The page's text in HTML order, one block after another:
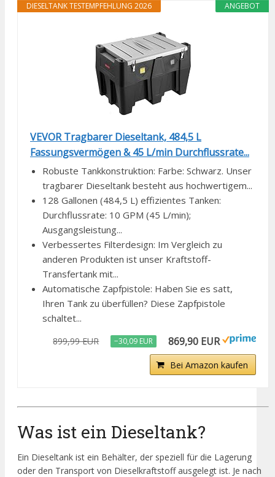
ANGEBOT
DIESELTANK TESTEMPFEHLUNG 2026
VEVOR Tragbarer Dieseltank, 484,5 L
Fassungsvermögen & 45 L/min Durchflussrate...
Robuste Tankkonstruktion: Farbe: Schwarz. Unser
tragbarer Dieseltank besteht aus hochwertigem...
128 Gallonen (484,5 L) effizientes Tanken:
Durchflussrate: 10 GPM (45 L/min);
Ausgangsleistung...
Verbessertes Filterdesign: Im Vergleich zu
anderen Produkten ist unser Kraftstoff-
Transfertank mit...
Automatische Zapfpistole: Haben Sie es satt,
Ihren Tank zu überfüllen? Diese Zapfpistole
schaltet...
899,99 EUR −30,09 EUR 869,90 EUR
Bei Amazon kaufen
Was ist ein Dieseltank?
Ein Dieseltank ist ein Behälter, der speziell für die Lagerung
oder den Transport von Dieselkraftstoff ausgelegt ist. Je nach